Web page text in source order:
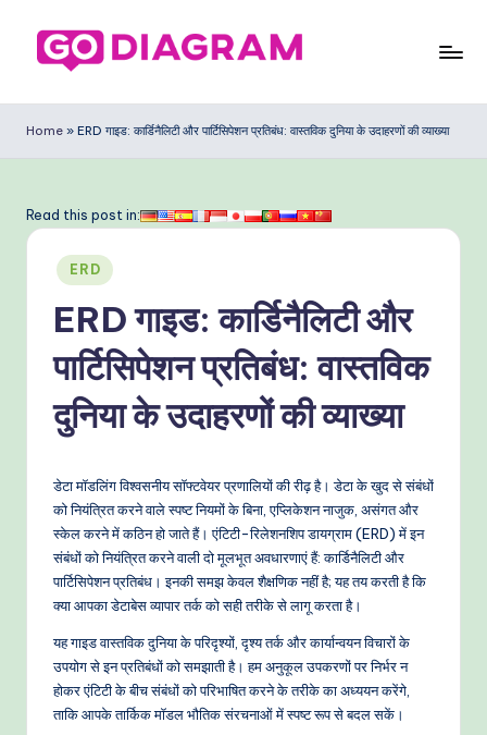
o
ia
g
ra
m
di
a
-
P
o
e
Home » ERD गाइड: कार्डिनैलिटी और पार्टिसिपेशन प्रतिबंध: वास्तविक दुनिया के उदाहरणों की व्याख्या
Read this post in:
Posted
in
ERD
ERD गाइड: कार्डिनैलिटी और
पार्टिसिपेशन प्रतिबंध: वास्तविक
दुनिया के उदाहरणों की व्याख्या
डेटा मॉडलिंग विश्वसनीय सॉफ्टवेयर प्रणालियों की रीढ़ है। डेटा के खुद से संबंधों
को नियंत्रित करने वाले स्पष्ट नियमों के बिना, एप्लिकेशन नाजुक, असंगत और
स्केल करने में कठिन हो जाते हैं। एंटिटी-रिलेशनशिप डायग्राम (ERD) में इन
संबंधों को नियंत्रित करने वाली दो मूलभूत अवधारणाएं हैं: कार्डिनैलिटी और
पार्टिसिपेशन प्रतिबंध। इनकी समझ केवल शैक्षणिक नहीं है; यह तय करती है कि
क्या आपका डेटाबेस व्यापार तर्क को सही तरीके से लागू करता है।
यह गाइड वास्तविक दुनिया के परिदृश्यों, दृश्य तर्क और कार्यान्वयन विचारों के
उपयोग से इन प्रतिबंधों को समझाती है। हम अनुकूल उपकरणों पर निर्भर न
होकर एंटिटी के बीच संबंधों को परिभाषित करने के तरीके का अध्ययन करेंगे,
ताकि आपके तार्किक मॉडल भौतिक संरचनाओं में स्पष्ट रूप से बदल सकें।